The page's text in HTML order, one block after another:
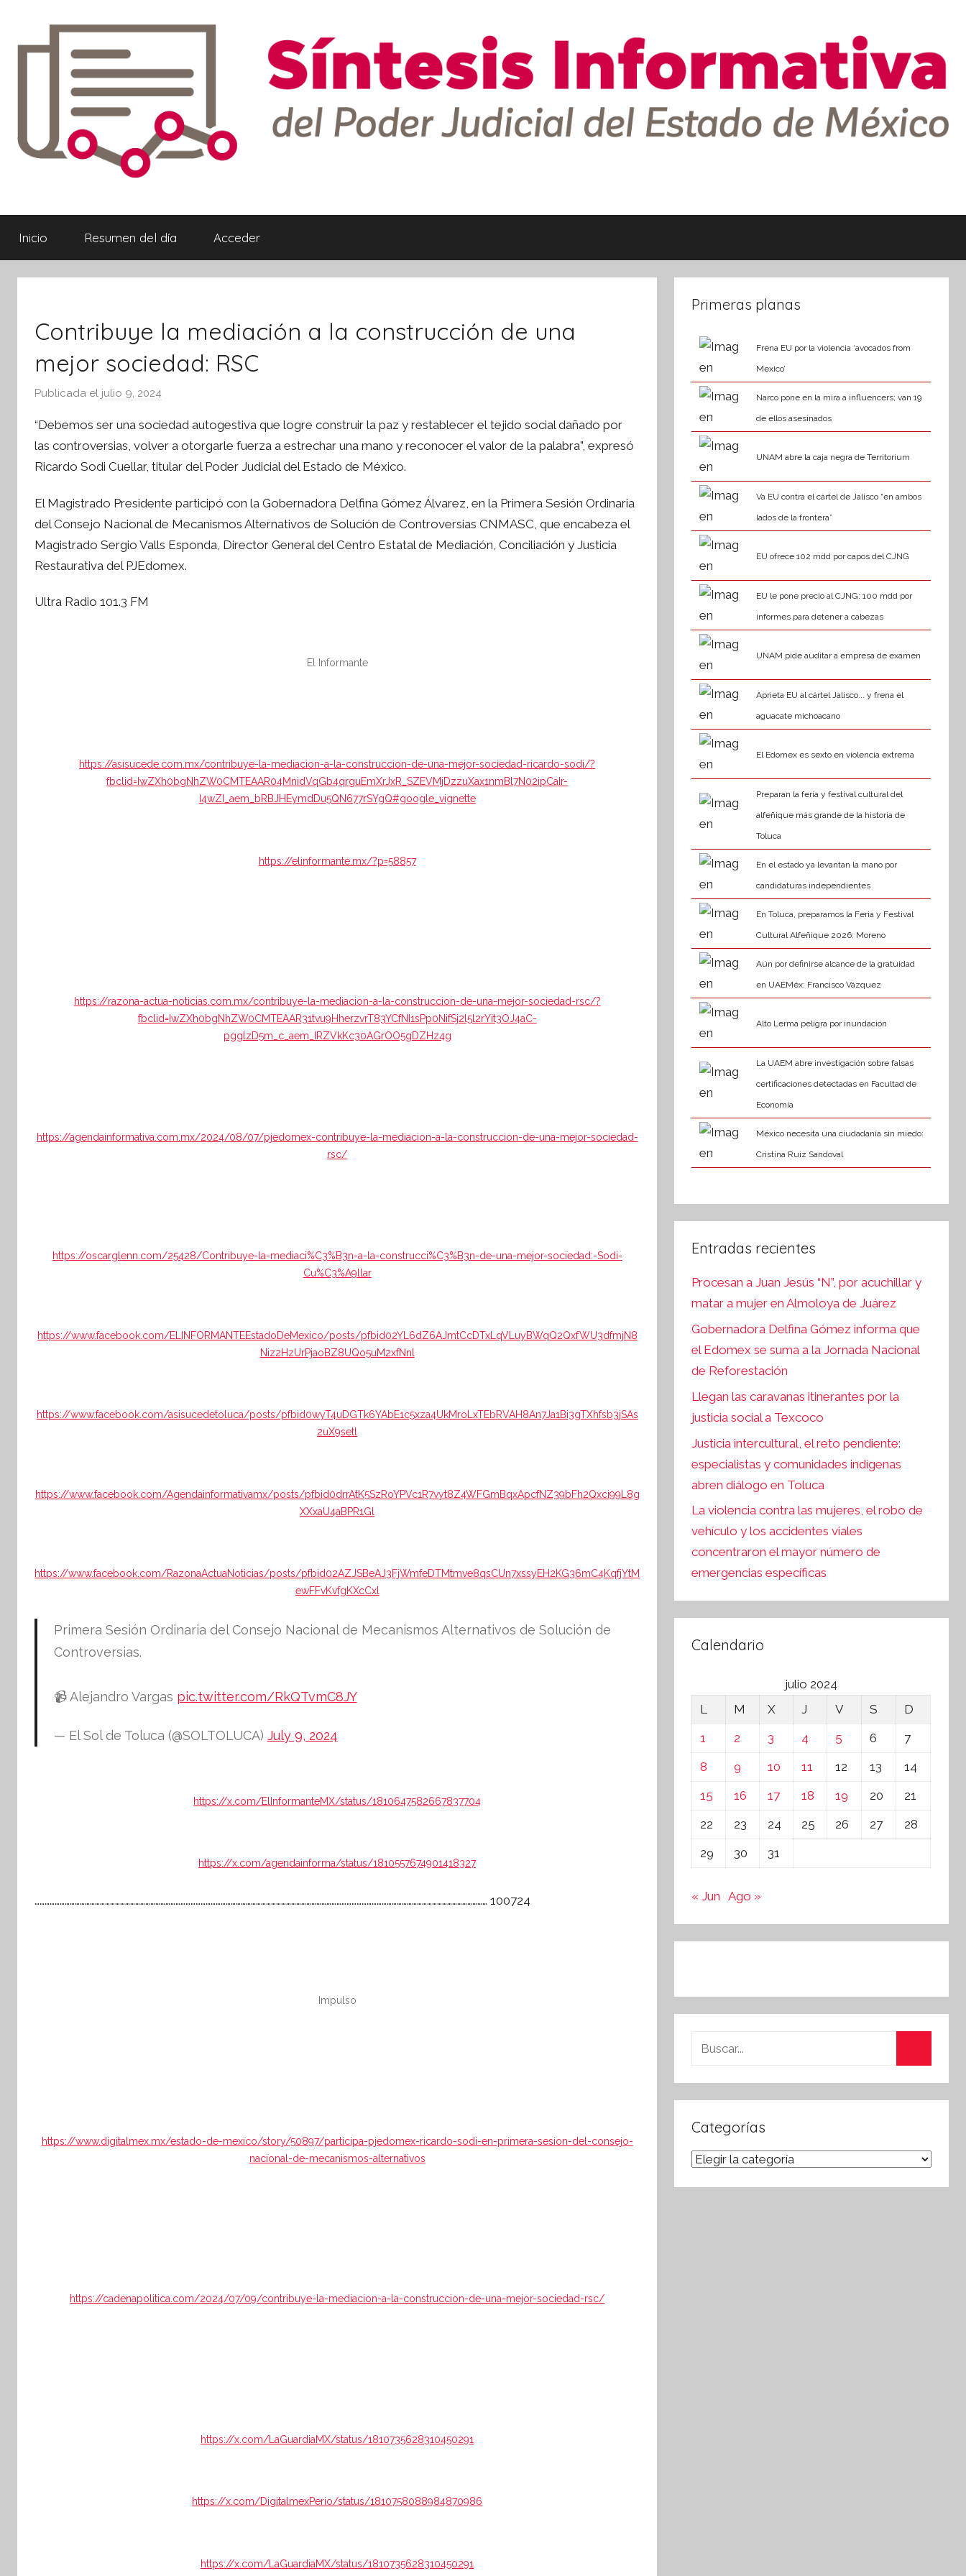
contenido
Informativa
Inicio Resumen del día Acceder
Contribuye la mediación a la construcción de una
mejor sociedad: RSC
Publicada el julio 9, 2024
r
S
í
t
e
s
i
v
a
“Debemos ser una sociedad autogestiva que logre construir la paz y restablecer el tejido social dañado por
las controversias, volver a otorgarle fuerza a estrechar una mano y reconocer el valor de la palabra”, expresó
Ricardo Sodi Cuellar, titular del Poder Judicial del Estado de México.
El Magistrado Presidente participó con la Gobernadora Delfina Gómez Álvarez, en la Primera Sesión Ordinaria
del Consejo Nacional de Mecanismos Alternativos de Solución de Controversias CNMASC, que encabeza el
Magistrado Sergio Valls Esponda, Director General del Centro Estatal de Mediación, Conciliación y Justicia
Restaurativa del PJEdomex.
Ultra Radio 101.3 FM
El Informante
https://asisucede.com.mx/contribuye-la-mediacion-a-la-construccion-de-una-mejor-sociedad-ricardo-sodi/?
fbclid=IwZXh0bgNhZW0CMTEAAR04MnidVqGb4qrguEmXrJxR_SZEVMjDzzuXax1nmBl7N02ipCaIr-
I4wZI_aem_bRBJHEymdDu5QN677rSYgQ#google_vignette
https://elinformante.mx/?p=58857
https://razona-actua-noticias.com.mx/contribuye-la-mediacion-a-la-construccion-de-una-mejor-sociedad-rsc/?
fbclid=IwZXh0bgNhZW0CMTEAAR31tvu9HherzvrT83YCfNI1sPp0NifSj2l5l2rYit3OJ4aC-
pgglzD5m_c_aem_IRZVkKc30AGrOO5gDZHz4g
https://agendainformativa.com.mx/2024/08/07/pjedomex-contribuye-la-mediacion-a-la-construccion-de-una-mejor-sociedad-
rsc/
https://oscarglenn.com/25428/Contribuye-la-mediaci%C3%B3n-a-la-construcci%C3%B3n-de-una-mejor-sociedad:-Sodi-
Cu%C3%A9llar
https://www.facebook.com/ELINFORMANTEEstadoDeMexico/posts/pfbid02YL6dZ6AJmtCcDTxLqVLuyBWqQ2QxfWU3dfmjN8
Niz2HzUrPjaoBZ8UQo5uM2xfNnl
https://www.facebook.com/asisucedetoluca/posts/pfbid0wyT4uDGTk6YAbE1c5xza4UkMroLxTEbRVAH8An7Ja1Bi3gTXhfsb3jSAs
2uX9setl
https://www.facebook.com/Agendainformativamx/posts/pfbid0drrAtK5SzRoYPVc1R7vyt8Z4WFGmBqxApcfNZ39bFh2Qxci99L8g
XXxaU4aBPR1Gl
https://www.facebook.com/RazonaActuaNoticias/posts/pfbid02AZJSBeAJ3FjWmfeDTMtmve8qsCUn7xssyEH2KG36mC4KqfjYtM
ewFFvKvfgKXcCxl
Primera Sesión Ordinaria del Consejo Nacional de Mecanismos Alternativos de Solución de
Controversias.
📹 Alejandro Vargas pic.twitter.com/RkQTvmC8JY
— El Sol de Toluca (@SOLTOLUCA) July 9, 2024
https://x.com/ElInformanteMX/status/1810647582667837704
https://x.com/agendainforma/status/1810557674901418327
……………………………………………………………………………………………………………………………………………………………………………………………………………………………………………… 100724
Impulso
https://www.digitalmex.mx/estado-de-mexico/story/50897/participa-pjedomex-ricardo-sodi-en-primera-sesion-del-consejo-
nacional-de-mecanismos-alternativos
https://cadenapolitica.com/2024/07/09/contribuye-la-mediacion-a-la-construccion-de-una-mejor-sociedad-rsc/
https://x.com/LaGuardiaMX/status/1810735628310450291
https://x.com/DigitalmexPerio/status/1810758088984870986
https://x.com/LaGuardiaMX/status/1810735628310450291
Primeras planas
Frena EU por la violencia ‘avocados from
Mexico’
Narco pone en la mira a influencers; van 19
de ellos asesinados
UNAM abre la caja negra de Territorium
Va EU contra el cártel de Jalisco “en ambos
lados de la frontera”
EU ofrece 102 mdd por capos del CJNG
EU le pone precio al CJNG: 100 mdd por
informes para detener a cabezas
UNAM pide auditar a empresa de examen
Aprieta EU al cártel Jalisco... y frena el
aguacate michoacano
El Edomex es sexto en violencia extrema
Preparan la feria y festival cultural del
alfeñique más grande de la historia de
Toluca
En el estado ya levantan la mano por
candidaturas independientes
En Toluca, preparamos la Feria y Festival
Cultural Alfeñique 2026: Moreno
Aún por definirse alcance de la gratuidad
en UAEMéx: Francisco Vázquez
Alto Lerma peligra por inundación
La UAEM abre investigación sobre falsas
certificaciones detectadas en Facultad de
Economía
México necesita una ciudadanía sin miedo:
Cristina Ruiz Sandoval
Entradas recientes
Procesan a Juan Jesús “N”, por acuchillar y
matar a mujer en Almoloya de Juárez
Gobernadora Delfina Gómez informa que
el Edomex se suma a la Jornada Nacional
de Reforestación
Llegan las caravanas itinerantes por la
justicia social a Texcoco
Justicia intercultural, el reto pendiente:
especialistas y comunidades indígenas
abren diálogo en Toluca
La violencia contra las mujeres, el robo de
vehículo y los accidentes viales
concentraron el mayor número de
emergencias específicas
Calendario
julio 2024
L
M X J V S
D
1
2 3 4 5 6
7
8
9 10 11 12 13
14
15
16 17 18 19 20
21
22
23 24 25 26 27
28
29
30 31
« Jun Ago »
Buscar:
Categorías
Categorías